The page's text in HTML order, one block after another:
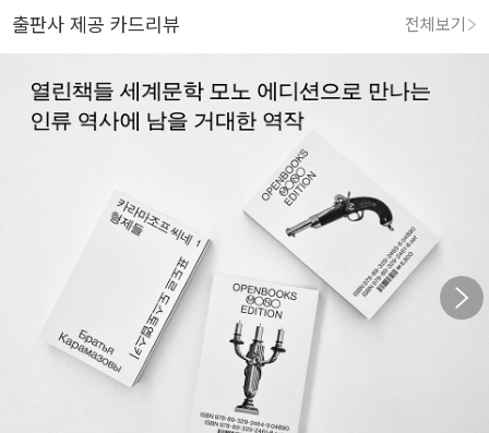
출판사 제공 카드리뷰 전체보기